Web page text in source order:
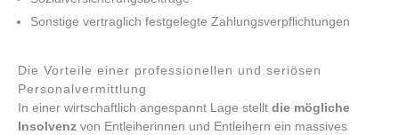
Sonstige vertraglich festgelegte Zahlungsverpflichtungen
Die Vorteile einer professionellen und seriösen
Personalvermittlung
In einer wirtschaftlich angespannt Lage stellt die mögliche
Insolvenz von Entleiherinnen und Entleihern ein massives